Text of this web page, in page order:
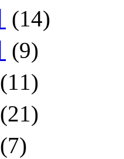
(14)
(9)
(11)
(21)
(7)